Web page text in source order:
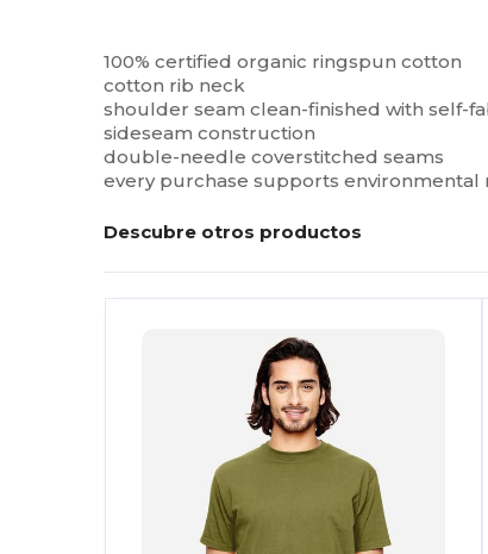
100% certified organic ringspun cotton
cotton rib neck
shoulder seam clean-finished with self-
sideseam construction
double-needle coverstitched seams
every purchase supports environmental
Descubre otros productos